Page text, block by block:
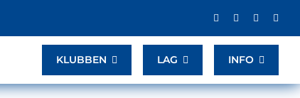
KLUBBEN LAG INFO